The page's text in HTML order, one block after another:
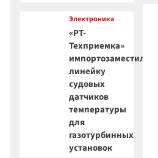
Электроника
«РТ-
Техприемка»
импортозаместила
линейку
судовых
датчиков
температуры
для
газотурбинных
установок